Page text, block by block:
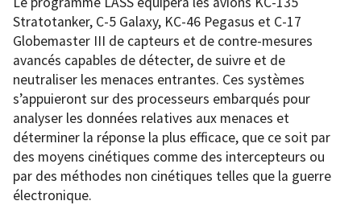
Stratotanker, C-5 Galaxy, KC-46 Pegasus et C-17
Globemaster III de capteurs et de contre-mesures
avancés capables de détecter, de suivre et de
neutraliser les menaces entrantes. Ces systèmes
s’appuieront sur des processeurs embarqués pour
analyser les données relatives aux menaces et
déterminer la réponse la plus efficace, que ce soit par
des moyens cinétiques comme des intercepteurs ou
par des méthodes non cinétiques telles que la guerre
électronique.